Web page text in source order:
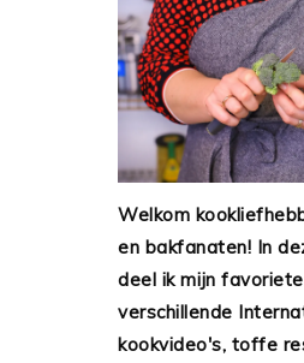
Welkom
en bakfanaten! In
deel ik mijn
verschillende
kookvideo's, toffe